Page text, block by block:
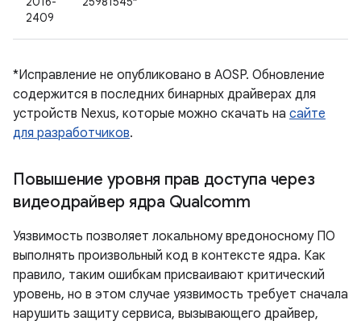
2409
*Исправление не опубликовано в AOSP. Обновление
содержится в последних бинарных драйверах для
устройств Nexus, которые можно скачать на сайте
для разработчиков.
Повышение уровня прав доступа через
видеодрайвер ядра Qualcomm
Уязвимость позволяет локальному вредоносному ПО
выполнять произвольный код в контексте ядра. Как
правило, таким ошибкам присваивают критический
уровень, но в этом случае уязвимость требует сначала
нарушить защиту сервиса, вызывающего драйвер,